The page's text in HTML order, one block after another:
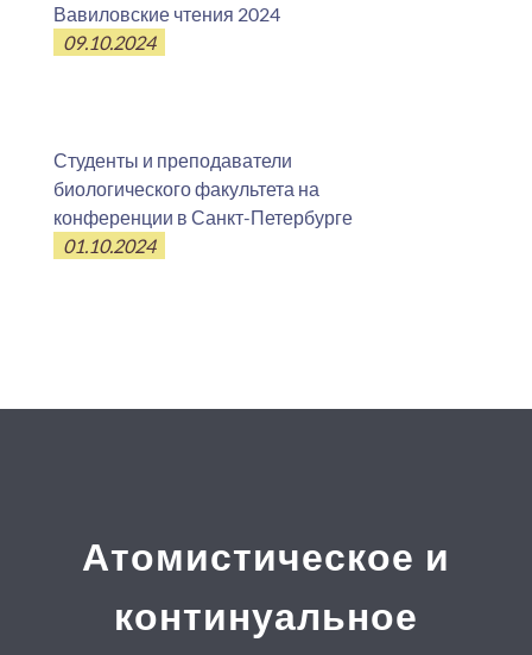
Вавиловские чтения 2024
09.10.2024
Студенты и преподаватели
биологического факультета на
конференции в Санкт-Петербурге
01.10.2024
Атомистическое и
континуальное